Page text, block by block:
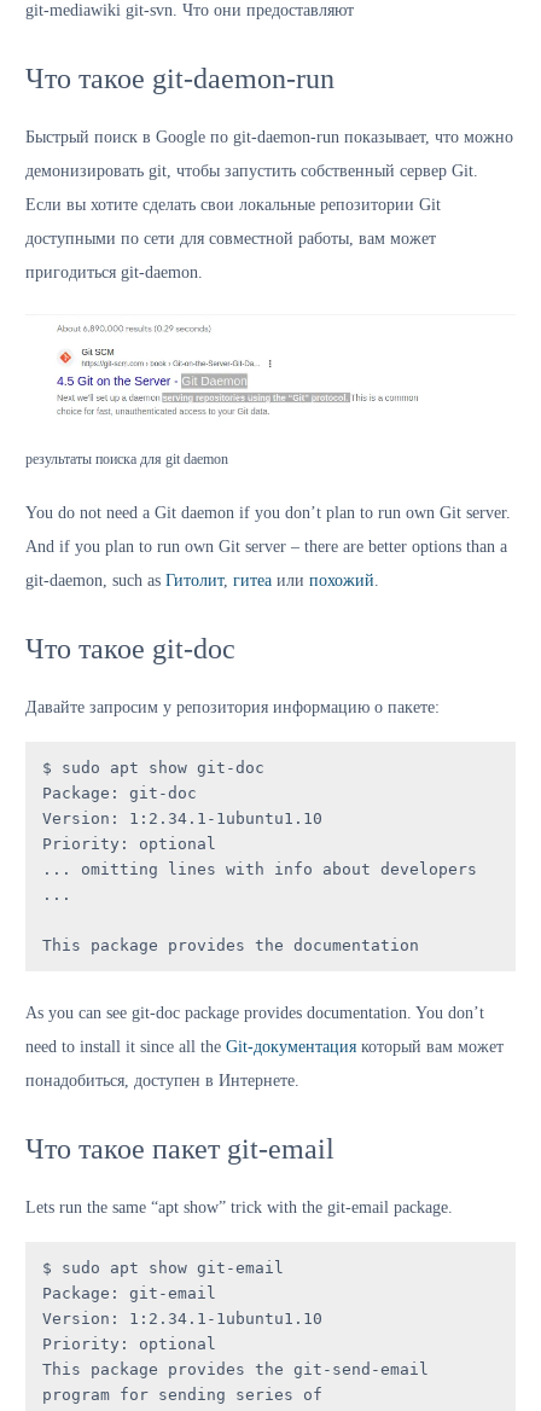
git-mediawiki git-svn. Что они предоставляют
Что такое git-daemon-run
Быстрый поиск в Google по git-daemon-run показывает, что можно
демонизировать git, чтобы запустить собственный сервер Git.
Если вы хотите сделать свои локальные репозитории Git
доступными по сети для совместной работы, вам может
пригодиться git-daemon.
результаты поиска для git daemon
You do not need a Git daemon if you don’t plan to run own Git server.
And if you plan to run own Git server – there are better options than a
git-daemon, such as Гитолит, гитеа или похожий
Что такое git-doc
Давайте запросим у репозитория информацию о пакете:
$ sudo apt show git-doc
Package: git-doc
Version: 1:2.34.1-1ubuntu1.10
Priority: optional
... omitting lines with info about developers
...
This package provides the documentation
As you can see git-doc package provides documentation. You don’t
need to install it since all the Git-документация который вам может
понадобиться, доступен в Интернете.
Что такое пакет git-email
Lets run the same “apt show” trick with the git-email package.
$ sudo apt show git-email
Package: git-email
Version: 1:2.34.1-1ubuntu1.10
Priority: optional
This package provides the git-send-email
program for sending series of